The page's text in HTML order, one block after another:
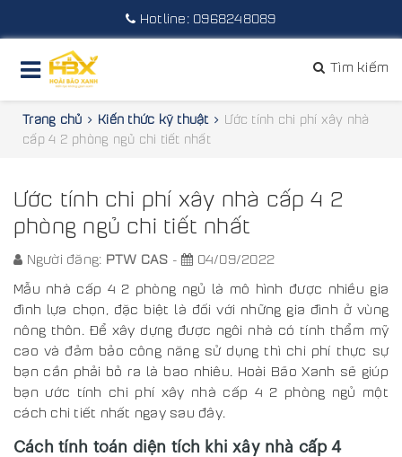
Hotline: 0968248089
Tìm kiếm
Trang chủ Kiến thức kỹ thuật
Ước tính chi phí xây nhà
cấp 4 2 phòng ngủ chi tiết nhất
Ước tính chi phí xây nhà cấp 4 2
phòng ngủ chi tiết nhất
Người đăng: PTW CAS -
04/09/2022
Mẫu nhà cấp 4 2 phòng ngủ là mô hình được nhiều gia
đình lựa chọn, đặc biệt là đối với những gia đình ở vùng
nông thôn. Để xây dựng được ngôi nhà có tính thẩm mỹ
cao và đảm bảo công năng sử dụng thì chi phí thực sự
bạn cần phải bỏ ra là bao nhiêu. Hoài Bão Xanh sẽ giúp
bạn ước tính chi phí xây nhà cấp 4 2 phòng ngủ một
cách chi tiết nhất ngay sau đây.
Cách tính toán diện tích khi xây nhà cấp 4